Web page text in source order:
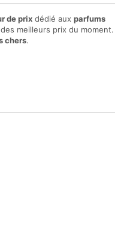
de prix dédié aux parfums
meilleurs prix du moment.
chers.